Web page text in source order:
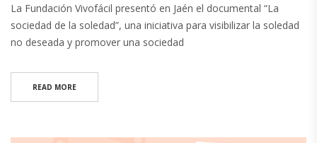
La Fundación Vivofácil presentó en Jaén el documental “La
sociedad de la soledad”, una iniciativa para visibilizar la soledad
no deseada y promover una sociedad
READ MORE